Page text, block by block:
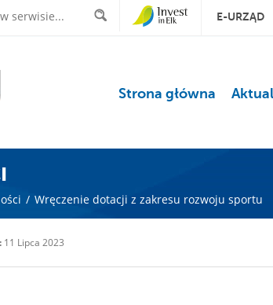
E-URZĄD
Strona główna
/ Wręczenie dotacji z zakresu rozwoju sportu
11 Lipca 2023